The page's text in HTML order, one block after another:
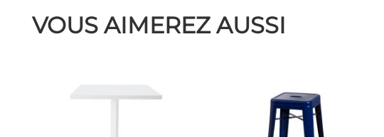
VOUS AIMEREZ AUSSI